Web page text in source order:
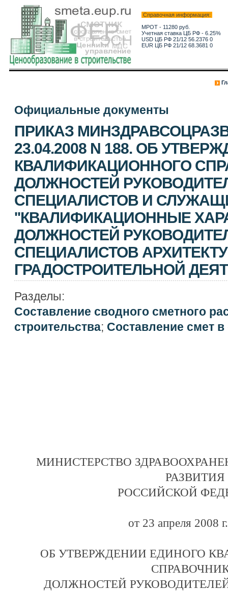
Справочная информация:
МРОТ - 11280 руб.
Учетная ставка ЦБ РФ - 6.25%
USD ЦБ РФ 21/12 56.2376 0
EUR ЦБ РФ 21/12 68.3681 0
Официальные документы
ПРИКАЗ
23.04.2008 N 188. ОБ
КВАЛИФИКАЦИОННОГО
ДОЛЖНОСТЕЙ
СПЕЦИАЛИСТОВ И
''КВАЛИФИКАЦИОННЫЕ
ДОЛЖНОСТЕЙ
СПЕЦИАЛИСТОВ
ГРАДОСТРОИТЕЛЬНОЙ
Разделы:
Составление сводного сметного
строительства; Составление смет в
МИНИСТЕРСТВО
РАЗВИТИЯ
РОССИЙСКОЙ
от 23 апреля 2008
ОБ УТВЕРЖДЕНИИ ЕДИНОГО
ДОЛЖНОСТЕЙ